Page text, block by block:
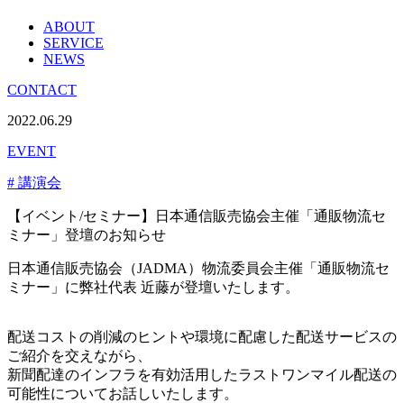
ABOUT
SERVICE
NEWS
CONTACT
2022.06.29
EVENT
# 講演会
【イベント/セミナー】日本通信販売協会主催「通販物流セ
ミナー」登壇のお知らせ
日本通信販売協会（JADMA）物流委員会主催「通販物流セ
ミナー」に弊社代表 近藤が登壇いたします。
配送コストの削減のヒントや環境に配慮した配送サービスの
ご紹介を交えながら、
新聞配達のインフラを有効活用したラストワンマイル配送の
可能性についてお話しいたします。